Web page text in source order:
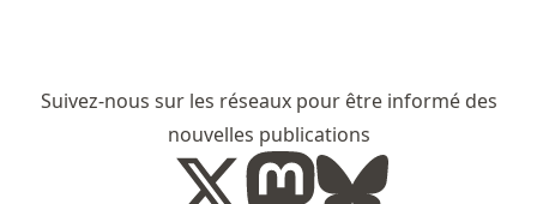
Suivez-nous sur les réseaux pour être informé des
nouvelles publications